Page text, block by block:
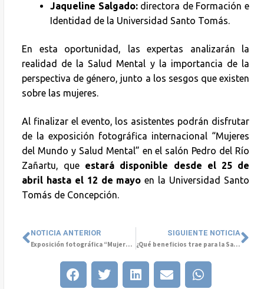
Jaqueline Salgado: directora de Formación e
Identidad de la Universidad Santo Tomás.
En esta oportunidad, las expertas analizarán la
realidad de la Salud Mental y la importancia de la
perspectiva de género, junto a los sesgos que existen
sobre las mujeres.
Al finalizar el evento, los asistentes podrán disfrutar
de la exposición fotográfica internacional “Mujeres
del Mundo y Salud Mental” en el salón Pedro del Río
Zañartu, que estará disponible desde el 25 de
abril hasta el 12 de mayoen la Universidad Santo
Tomás de Concepción.
NOTICIA ANTERIOR
Exposición fotográfica “Mujeres del Mundo y Salud Mental” se presenta en el Palacio Tribunales de Concepción
SIGUIENTE NOTICIA
¿Qué beneficios trae para la Salud Mental la reducción de la jornada laboral a 40 horas?